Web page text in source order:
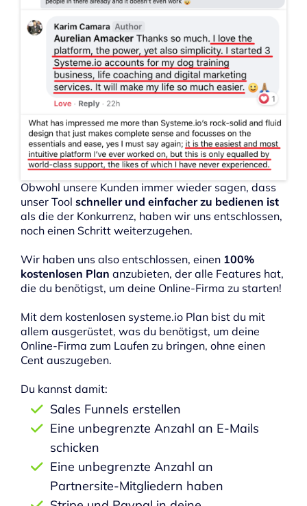
Obwohl unsere Kunden immer wieder sagen, dass
unser Tool schneller und einfacher zu bedienen ist
als die der Konkurrenz, haben wir uns entschlossen,
noch einen Schritt weiterzugehen.
Wir haben uns also entschlossen, einen 100%
kostenlosen Plan anzubieten, der alle Features hat,
die du benötigst, um deine Online-Firma zu starten!
Mit dem kostenlosen systeme.io Plan bist du mit
allem ausgerüstet, was du benötigst, um deine
Online-Firma zum Laufen zu bringen, ohne einen
Cent auszugeben.
Du kannst damit:
Sales Funnels erstellen
Eine unbegrenzte Anzahl an E-Mails
schicken
Eine unbegrenzte Anzahl an
Partnersite-Mitgliedern haben